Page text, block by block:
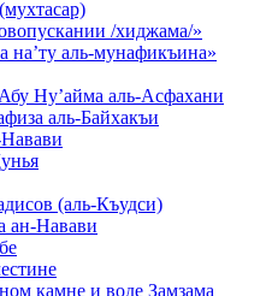
/хиджама/»
аль-мунафикъина»
Ну’айма аль-Асфахани
аль-Байхакъи
(аль-Къудси)
ан-Навави
камне и воде Замзама